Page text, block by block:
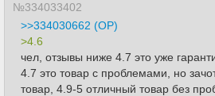
№334033402
>>334030662 (OP)
>4.6
чел, отзывы ниже 4.7 это уже
4.7 это товар с проблемами, но
товар, 4.9-5 отличный товар без